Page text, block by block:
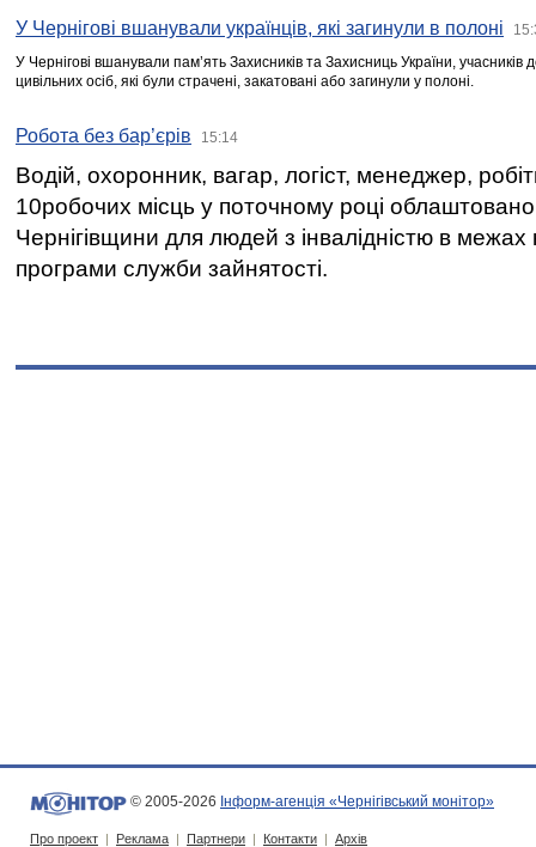
У Чернігові вшанували українців, які загинули в полоні
У Чернігові вшанували пам’ять Захисників та Захисниць України,
цивільних осіб, які були страчені, закатовані або загинули у полоні.
Робота без бар’єрів 15:14
Водій, охоронник, вагар, логіст, менеджер,
10робочих місць у поточному році
Чернігівщини для людей з інвалідністю в межах
програми служби зайнятості.
© 2005-2026 Інформ-агенція «Чернігівський монітор»
Про проект | Реклама | Партнери | Контакти | Архів